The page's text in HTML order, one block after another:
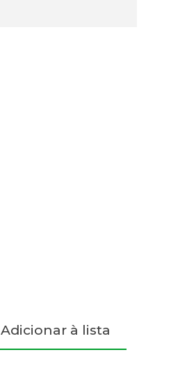
Adicionar à lista